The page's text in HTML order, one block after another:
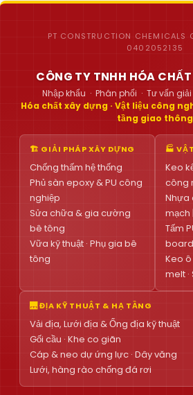
PT CONSTRUCTION CHEMICALS
0402052135
CÔNG TY TNHH HÓA
Nhập khẩu · Phân phối · Tư vấn
Hóa chất xây dựng · Vật liệu công
tầng giao thông
🏗 GIẢI PHÁP XÂY DỰNG
Chống thấm hệ thống
Phủ sàn epoxy & PU công
nghiệp
Sửa chữa & gia cường
bê tông
Vữa kỹ thuật · Phụ gia bê
tông
🏭
Keo
công
Nhựa
mạch
Tấm
board
Keo ô
melt
🌉 ĐỊA KỸ THUẬT & HẠ TẦNG
Vải địa, Lưới địa & Ống địa kỹ thuật
Gối cầu · Khe co giãn
Cáp & neo dự ứng lực · Dây văng
Lưới, hàng rào chống đá rơi